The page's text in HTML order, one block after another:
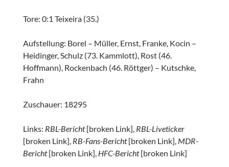
Tore: 0:1 Teixeira (35.)
Aufstellung: Borel – Müller, Ernst, Franke, Kocin –
Heidinger, Schulz (73. Kammlott), Rost (46.
Hoffmann), Rockenbach (46. Röttger) – Kutschke,
Frahn
Zuschauer: 18295
Links: RBL-Bericht[broken Link], RBL-Liveticker
[broken Link], RB-Fans-Bericht[broken Link], MDR-
Bericht[broken Link], HFC-Bericht[broken Link]